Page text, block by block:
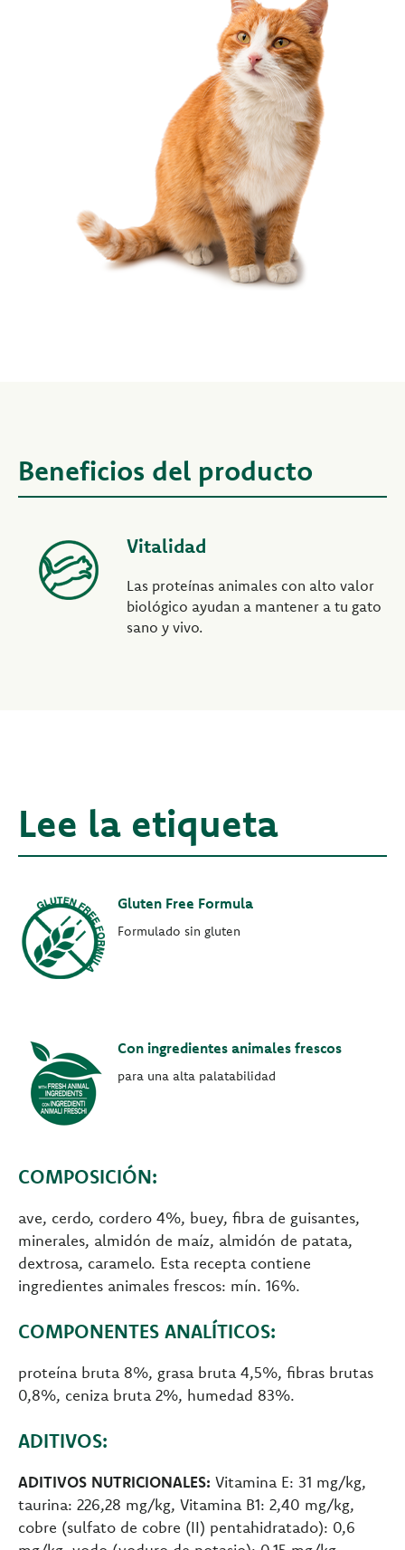
Beneficios del producto
Vitalidad
Las proteínas animales con alto valor
biológico ayudan a mantener a tu gato
sano y vivo.
Lee la etiqueta
Gluten Free Formula
Formulado sin gluten
Con ingredientes animales frescos
para una alta palatabilidad
COMPOSICIÓN:
ave, cerdo, cordero 4%, buey, fibra de guisantes,
minerales, almidón de maíz, almidón de patata,
dextrosa, caramelo. Esta recepta contiene
ingredientes animales frescos: mín. 16%.
COMPONENTES ANALÍTICOS:
proteína bruta 8%, grasa bruta 4,5%, fibras brutas
0,8%, ceniza bruta 2%, humedad 83%.
ADITIVOS:
ADITIVOS NUTRICIONALES: Vitamina E: 31 mg/kg,
taurina: 226,28 mg/kg, Vitamina B1: 2,40 mg/kg,
cobre (sulfato de cobre (II) pentahidratado): 0,6